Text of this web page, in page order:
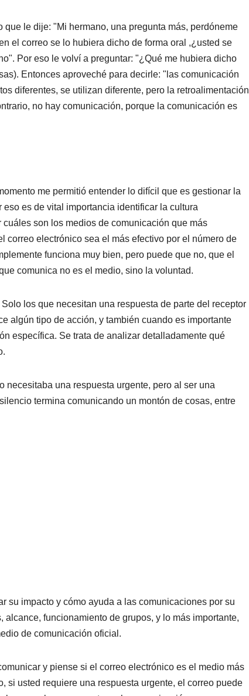
le dije: "Mi hermano, una pregunta más, perdóneme
el correo se lo hubiera dicho de forma oral ,¿usted se
Por eso le volví a preguntar: "¿Qué me hubiera dicho
Entonces aproveché para decirle: "las comunicación
diferentes, se utilizan diferente, pero la retroalimentación
no hay comunicación, porque la comunicación es
me permitió entender lo difícil que es gestionar la
es de vital importancia identificar la cultura
son los medios de comunicación que más
correo electrónico sea el más efectivo por el número de
funciona muy bien, pero puede que no, que el
comunica no es el medio, sino la voluntad.
los que necesitan una respuesta de parte del receptor
algún tipo de acción, y también cuando es importante
específica. Se trata de analizar detalladamente qué
necesitaba una respuesta urgente, pero al ser una
termina comunicando un montón de cosas, entre
su impacto y cómo ayuda a las comunicaciones por su
funcionamiento de grupos, y lo más importante,
de comunicación oficial.
y piense si el correo electrónico es el medio más
si usted requiere una respuesta urgente, el correo puede